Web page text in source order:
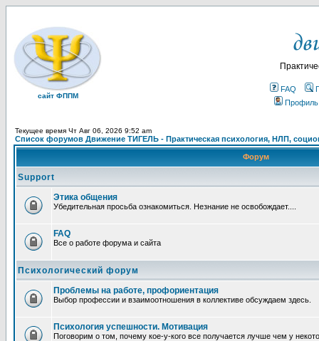
сайт ФППМ
FAQ
Профиль
Текущее время Чт Авг 06, 2026 9:52 am
Список форумов Движение ТИГЕЛЬ - Практическая психология, НЛП,
Форум
Support
Этика общения
Убедительная просьба ознакомиться. Незнание не освобождает....
FAQ
Все о работе форума и сайта
Психологический форум
Проблемы на работе, профориентация
Выбор профессии и взаимоотношения в коллективе обсуждаем здесь.
Психология успешности. Мотивация
Поговорим о том, почему кое-у-кого все получается лучше чем у